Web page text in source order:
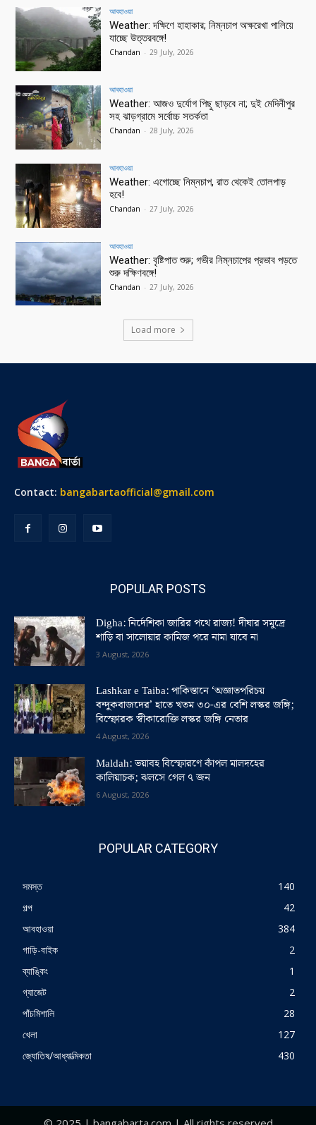
আবহাওয়া
Weather: দক্ষিণে হাহাকার; নিম্নচাপ অক্ষরেখা পালিয়ে
যাচ্ছে উত্তরবঙ্গে!
Chandan - 29 July, 2026
আবহাওয়া
Weather: আজও দুর্যোগ পিছু ছাড়বে না; দুই মেদিনীপুর
সহ ঝাড়গ্রামে সর্বোচ্চ সতর্কতা
Chandan - 28 July, 2026
আবহাওয়া
Weather: এগোচ্ছে নিম্নচাপ, রাত থেকেই তোলপাড়
হবে!
Chandan - 27 July, 2026
আবহাওয়া
Weather: বৃষ্টিপাত শুরু; গভীর নিম্নচাপের প্রভাব পড়তে
শুরু দক্ষিণবঙ্গে!
Chandan - 27 July, 2026
Load more
Contact: bangabartaofficial@gmail.com
POPULAR POSTS
Digha: নির্দেশিকা জারির পথে রাজ্য! দীঘার সমুদ্রে
শাড়ি বা সালোয়ার কামিজ পরে নামা যাবে না
3 August, 2026
Lashkar e Taiba: পাকিস্তানে ‘অজ্ঞাতপরিচয়
বন্দুকবাজদের’ হাতে খতম ৩০-এর বেশি লস্কর জঙ্গি;
বিস্ফোরক স্বীকারোক্তি লস্কর জঙ্গি নেতার
4 August, 2026
Maldah: ভয়াবহ বিস্ফোরণে কাঁপল মালদহের
কালিয়াচক; ঝলসে গেল ৭ জন
6 August, 2026
POPULAR CATEGORY
সমস্ত
140
গল্প
42
আবহাওয়া
384
গাড়ি-বাইক
2
ব্যাঙ্কিং
1
গ্যাজেট
2
পাঁচমিশালি
28
খেলা
127
জ্যোতিষ/আধ্যাত্মিকতা
430